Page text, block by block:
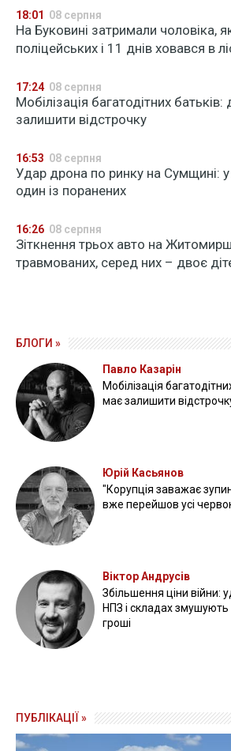
18:01 08 серпня
На Буковині затримали чоловіка,
поліцейських і 11 днів ховався в
17:24 08 серпня
Мобілізація багатодітних
залишити відстрочку
16:53 08 серпня
Удар дрона по ринку на Сумщині: у
один із поранених
16:26 08 серпня
Зіткнення трьох авто на
травмованих, серед них – двоє
БЛОГИ »
Павло Казарін
Мобілізація
має залишити
Юрій Касьянов
"Корупція заважає
вже перейшов усі
Віктор Андрусів
Збільшення ціни війни:
НПЗ і складах змушують
гроші
ПУБЛІКАЦІЇ »